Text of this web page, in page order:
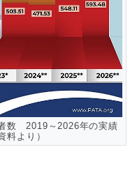
数 2019～2026年の実績
料より）